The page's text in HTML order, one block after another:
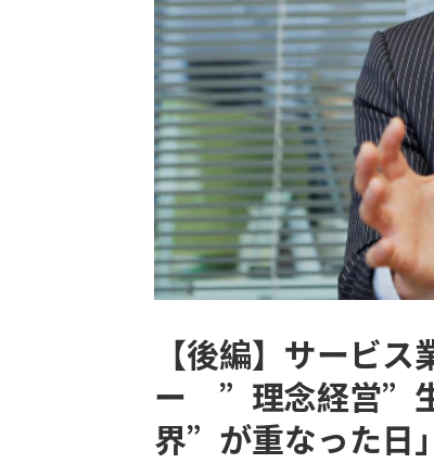
【後編】サービ
ー ”理念経営”生
界”が重なった日」